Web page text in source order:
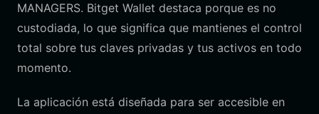
MANAGERS. Bitget Wallet destaca porque es no
custodiada, lo que significa que mantienes el control
total sobre tus claves privadas y tus activos en todo
momento.
La aplicación está diseñada para ser accesible en